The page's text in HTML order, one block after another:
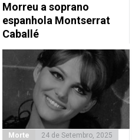
Morreu a soprano
espanhola Montserrat
Caballé
Morte 24 de Setembro, 2025